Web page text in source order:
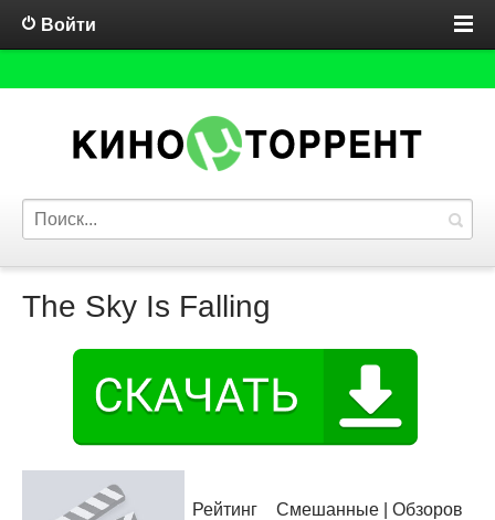
Войти
The Sky Is Falling
Рейтинг
Смешанные | Обзоров